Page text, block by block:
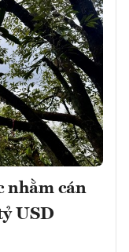
nhằm cán
USD